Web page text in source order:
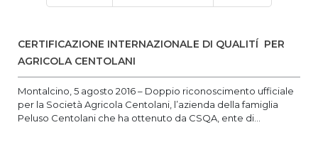
CERTIFICAZIONE INTERNAZIONALE DI QUALITÍ PER
AGRICOLA CENTOLANI
Montalcino, 5 agosto 2016 – Doppio riconoscimento ufficiale
per la Società Agricola Centolani, l’azienda della famiglia
Peluso Centolani che ha ottenuto da CSQA, ente di...